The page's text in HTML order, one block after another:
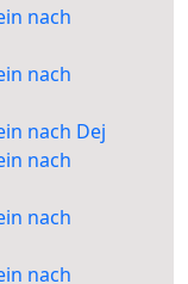
nach
nach
nach Dej
nach
nach
nach